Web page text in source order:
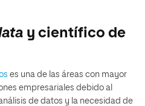
y científico de
es una de las áreas con mayor
empresariales debido al
de datos y la necesidad de